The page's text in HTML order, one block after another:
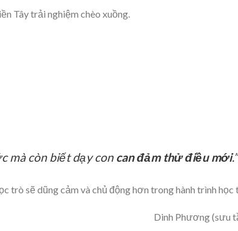
Tây trải nghiệm chèo xuồng.
mà còn biết dạy concan đảm thử điều mới.”
trò sẽ dũng cảm và chủ động hơn trong hành trình học
Dinh Phương (sưu